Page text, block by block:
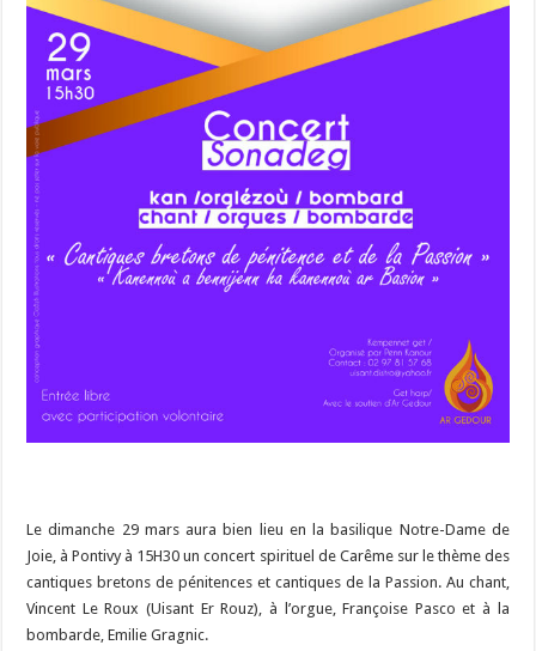
Le dimanche 29 mars aura bien lieu en la basilique Notre-Dame de
Joie, à Pontivy à 15H30 un concert spirituel de Carême sur le thème des
cantiques bretons de pénitences et cantiques de la Passion. Au chant,
Vincent Le Roux (Uisant Er Rouz), à l’orgue, Françoise Pasco et à la
bombarde, Emilie Gragnic.